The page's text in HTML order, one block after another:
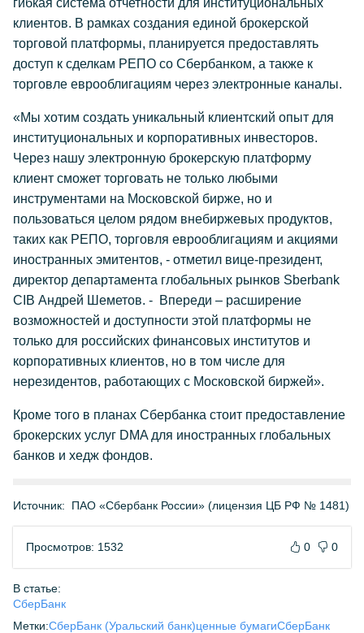
гибкая система отчетности для институциональных
клиентов. В рамках создания единой брокерской
торговой платформы, планируется предоставлять
доступ к сделкам РЕПО со Сбербанком, а также к
торговле еврооблигациям через электронные каналы.
«Мы хотим создать уникальный клиентский опыт для
институциональных и корпоративных инвесторов.
Через нашу электронную брокерскую платформу
клиент сможет торговать не только любыми
инструментами на Московской бирже, но и
пользоваться целом рядом внебиржевых продуктов,
таких как РЕПО, торговля еврооблигациям и акциями
иностранных эмитентов, - отметил вице-президент,
директор департамента глобальных рынков Sberbank
CIB Андрей Шеметов. - Впереди – расширение
возможностей и доступности этой платформы не
только для российских финансовых институтов и
корпоративных клиентов, но в том числе для
нерезидентов, работающих с Московской биржей».
Кроме того в планах Сбербанка стоит предоставление
брокерских услуг DMA для иностранных глобальных
банков и хедж фондов.
Источник: ПАО «Сбербанк России» (лицензия ЦБ РФ № 1481)
Просмотров: 1532 0 0
В статье:
СберБанк
Метки:СберБанк (Уральский банк)ценные бумагиСберБанк